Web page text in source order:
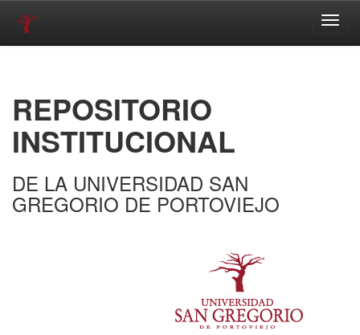
REPOSITORIO
INSTITUCIONAL
DE LA UNIVERSIDAD SAN
GREGORIO DE PORTOVIEJO